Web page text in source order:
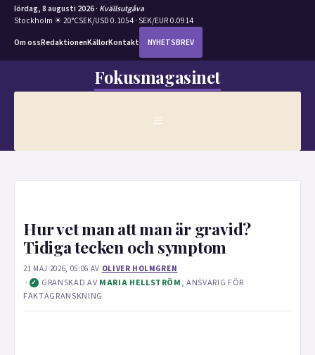
lördag, 8 augusti 2026 · Kvällsutgåva
Stockholm ☀ 20°CSEK/USD 0.1054 · SEK/EUR 0.0914
Om ossRedaktionenKällorKontakt NYHETSBREV
Fokusmagasinet
MENY
Hur vet man att man är gravid?
Tidiga tecken och symptom
21 MAJ 2026, 05:06 AV OLIVER HOLMGREN
· ✓ GRANSKAD AV MARIA HELLSTRÖM, ANSVARIG FÖR
FAKTAGRANSKNING